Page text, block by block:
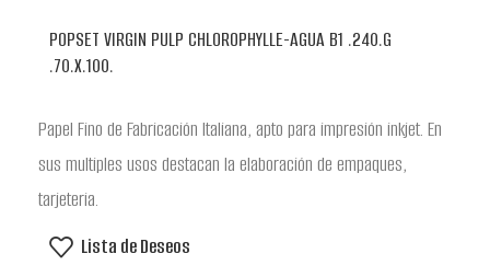
POPSET VIRGIN PULP CHLOROPHYLLE-AGUA B1 .240.G
.70.X.100.
Papel Fino de Fabricación Italiana, apto para impresión inkjet. En
sus multiples usos destacan la elaboración de empaques,
tarjeteria.
Lista de Deseos